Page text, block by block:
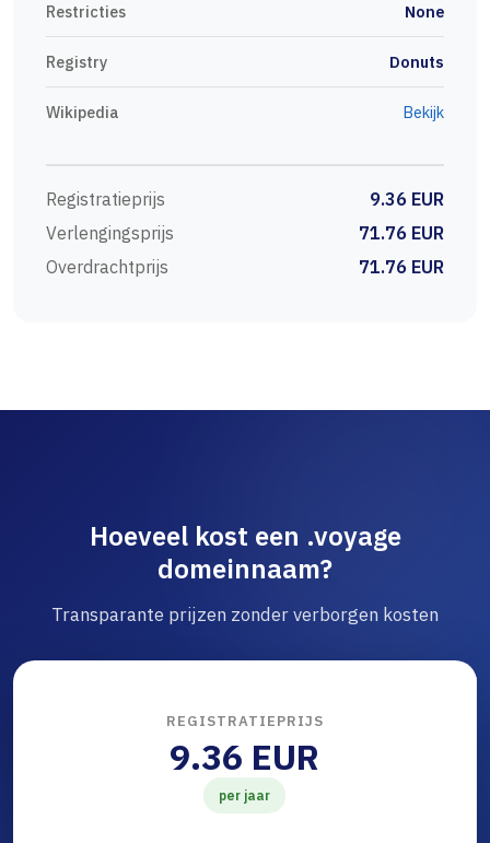
Restricties None
Registry Donuts
Wikipedia Bekijk
Registratieprijs
9.36 EUR
Verlengingsprijs
71.76 EUR
Overdrachtprijs
71.76 EUR
Hoeveel kost een .voyage
domeinnaam?
Transparante prijzen zonder verborgen kosten
REGISTRATIEPRIJS
9.36 EUR
per jaar